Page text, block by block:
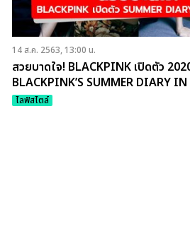
14 ส.ค. 2563, 13:00 น.
สวยบาดใจ! BLACKPINK เปิดตัว
BLACKPINK’S SUMMER DIARY
VIDEO
ไลฟ์สไตล์